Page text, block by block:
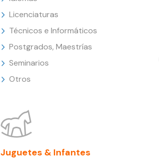
Licenciaturas
Técnicos e Informáticos
Postgrados, Maestrías
Seminarios
Otros
Juguetes & Infantes